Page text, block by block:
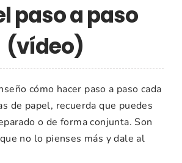
paso a paso
(vídeo)
cómo hacer paso a paso cada
de papel, recuerda que puedes
o de forma conjunta. Son
no lo pienses más y dale al